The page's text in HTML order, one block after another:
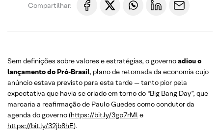
Compartilhar:
Sem definições sobre valores e estratégias, o governoadiou o
lançamento do Pró-Brasil, plano de retomada da economia cujo
anúncio estava previsto para esta tarde — tanto pior pela
expectativa que havia se criado em torno do “Big Bang Day”, que
marcaria a reafirmação de Paulo Guedes como condutor da
agenda do governo (https://bit.ly/3gp7rMle
https://bit.ly/32jb8hE).